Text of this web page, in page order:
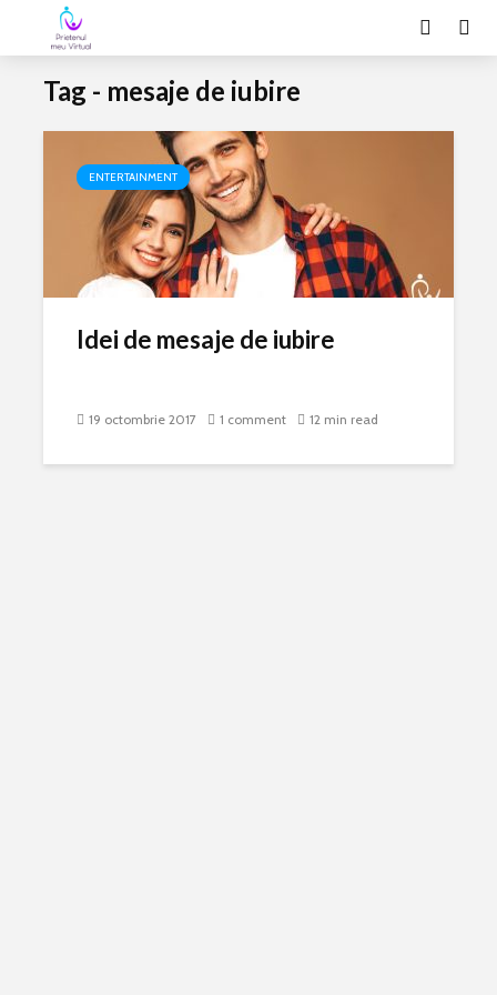
Tag - mesaje de iubire
ENTERTAINMENT
Idei de mesaje de iubire
19 octombrie 2017 1 comment 12 min read